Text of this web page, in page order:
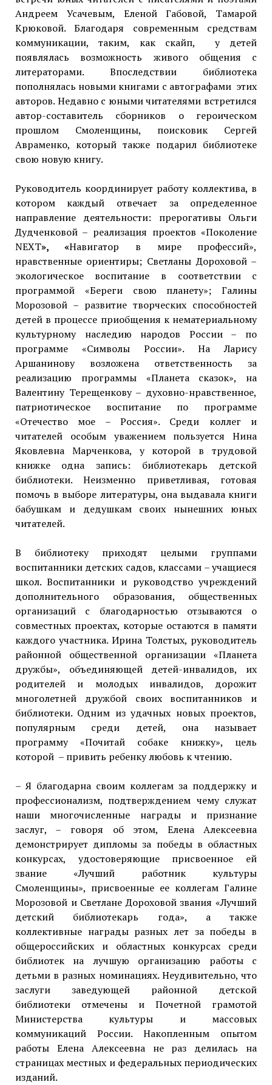
Андреем Усачевым, Еленой Габовой, Тамарой
Крюковой. Благодаря современным средствам
коммуникации, таким, как скайп, у детей
появлялась возможность живого общения с
литераторами. Впоследствии библиотека
пополнялась новыми книгами с автографами этих
авторов. Недавно с юными читателями встретился
автор-составитель сборников о героическом
прошлом Смоленщины, поисковик Сергей
Авраменко, который также подарил библиотеке
свою новую книгу.
Руководитель координирует работу коллектива, в
котором каждый отвечает за определенное
направление деятельности: прерогативы Ольги
Дудченковой – реализация проектов «Поколение
NEXT», «Навигатор в мире профессий»,
нравственные ориентиры; Светланы Дороховой –
экологическое воспитание в соответствии с
программой «Береги свою планету»; Галины
Морозовой – развитие творческих способностей
детей в процессе приобщения к нематериальному
культурному наследию народов России – по
программе «Символы России». На Ларису
Аршанинову возложена ответственность за
реализацию программы «Планета сказок», на
Валентину Терещенкову – духовно-нравственное,
патриотическое воспитание по программе
«Отечество мое – Россия». Среди коллег и
читателей особым уважением пользуется Нина
Яковлевна Марченкова, у которой в трудовой
книжке одна запись: библиотекарь детской
библиотеки. Неизменно приветливая, готовая
помочь в выборе литературы, она выдавала книги
бабушкам и дедушкам своих нынешних юных
читателей.
В библиотеку приходят целыми группами
воспитанники детских садов, классами – учащиеся
школ. Воспитанники и руководство учреждений
дополнительного образования, общественных
организаций с благодарностью отзываются о
совместных проектах, которые остаются в памяти
каждого участника. Ирина Толстых, руководитель
районной общественной организации «Планета
дружбы», объединяющей детей-инвалидов, их
родителей и молодых инвалидов, дорожит
многолетней дружбой своих воспитанников и
библиотеки. Одним из удачных новых проектов,
популярным среди детей, она называет
программу «Почитай собаке книжку», цель
которой – привить ребенку любовь к чтению.
– Я благодарна своим коллегам за поддержку и
профессионализм, подтверждением чему служат
наши многочисленные награды и признание
заслуг, – говоря об этом, Елена Алексеевна
демонстрирует дипломы за победы в областных
конкурсах, удостоверяющие присвоенное ей
звание «Лучший работник культуры
Смоленщины», присвоенные ее коллегам Галине
Морозовой и Светлане Дороховой звания «Лучший
детский библиотекарь года», а также
коллективные награды разных лет за победы в
общероссийских и областных конкурсах среди
библиотек на лучшую организацию работы с
детьми в разных номинациях. Неудивительно, что
заслуги заведующей районной детской
библиотеки отмечены и Почетной грамотой
Министерства культуры и массовых
коммуникаций России. Накопленным опытом
работы Елена Алексеевна не раз делилась на
страницах местных и федеральных периодических
изданий.